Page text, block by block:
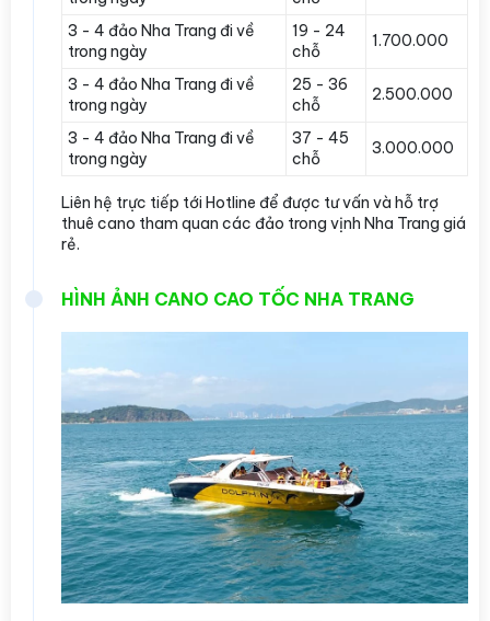
3 - 4 đảo Nha Trang đi về
trong ngày
19 - 24
chỗ
1.700.000
3 - 4 đảo Nha Trang đi về
trong ngày
25 - 36
chỗ
2.500.000
3 - 4 đảo Nha Trang đi về
trong ngày
37 - 45
chỗ
3.000.000
Liên hệ trực tiếp tới Hotline để được tư vấn và hỗ trợ
thuê cano tham quan các đảo trong vịnh Nha Trang giá
rẻ.
HÌNH ẢNH CANO CAO TỐC NHA TRANG